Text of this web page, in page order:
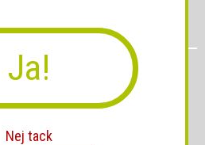
Ja!
Nej tack